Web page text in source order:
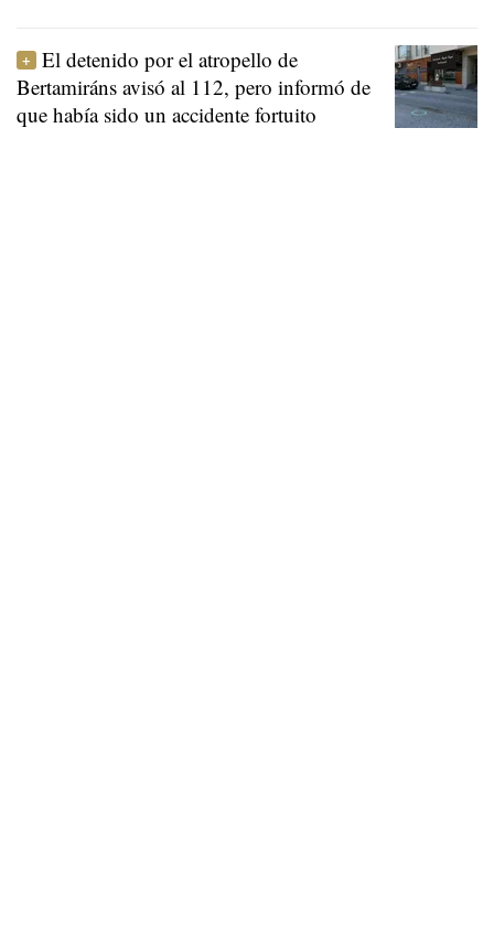
El detenido por el atropello de
Bertamiráns avisó al 112, pero informó de
que había sido un accidente fortuito